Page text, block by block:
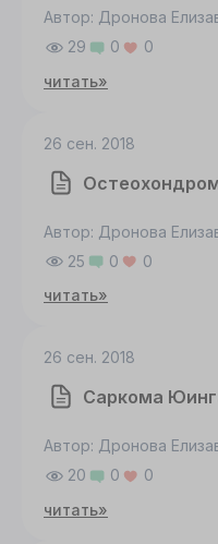
Автор: Дронова
29
0
0
читать»
26 сен. 2018
Автор: Дронова
25
0
0
читать»
26 сен. 2018
Саркома
Автор: Дронова
20
0
0
читать»